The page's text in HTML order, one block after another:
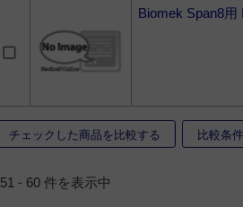
Biomek Span8用
チェックした商品を比較する 比較条
51 - 60 件を表示中